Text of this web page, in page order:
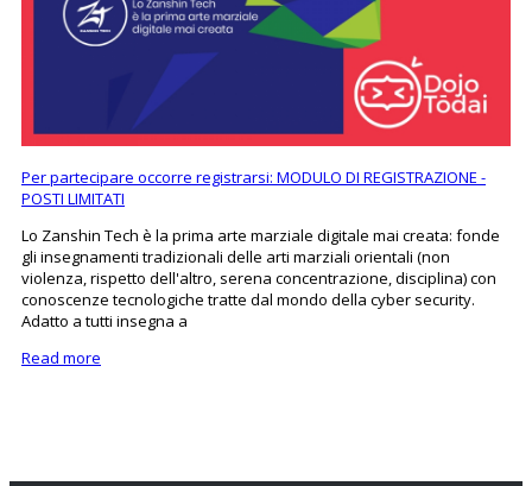
Per partecipare occorre registrarsi: MODULO DI REGISTRAZIONE -
POSTI LIMITATI
Lo Zanshin Tech è la prima arte marziale digitale mai creata: fonde
gli insegnamenti tradizionali delle arti marziali orientali (non
violenza, rispetto dell'altro, serena concentrazione, disciplina) con
conoscenze tecnologiche tratte dal mondo della cyber security.
Adatto a tutti insegna a
Read more